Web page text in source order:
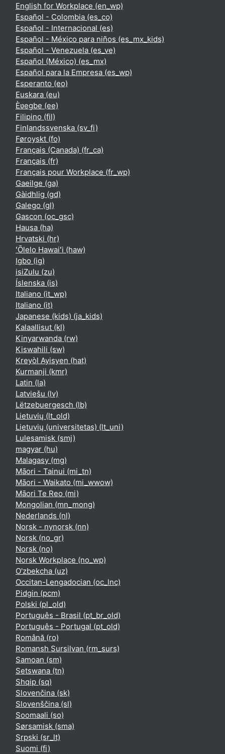
English for Workplace ‎(en_wp)‎
Español - Colombia ‎(es_co)‎
Español - Internacional ‎(es)‎
Español - México para niños ‎(es_mx_kids)‎
Español - Venezuela ‎(es_ve)‎
Español (México) ‎(es_mx)‎
Español para la Empresa ‎(es_wp)‎
Esperanto ‎(eo)‎
Euskara ‎(eu)‎
Èʋegbe ‎(ee)‎
Filipino ‎(fil)‎
Finlandssvenska ‎(sv_fi)‎
Føroyskt ‎(fo)‎
Français (Canada) ‎(fr_ca)‎
Français ‎(fr)‎
Français pour Workplace ‎(fr_wp)‎
Gaeilge ‎(ga)‎
Gàidhlig ‎(gd)‎
Galego ‎(gl)‎
Gascon ‎(oc_gsc)‎
Hausa ‎(ha)‎
Hrvatski ‎(hr)‎
ʻŌlelo Hawaiʻi ‎(haw)‎
Igbo ‎(ig)‎
isiZulu ‎(zu)‎
Íslenska ‎(is)‎
Italiano ‎(it_wp)‎
Italiano ‎(it)‎
Japanese (kids) ‎(ja_kids)‎
Kalaallisut ‎(kl)‎
Kinyarwanda ‎(rw)‎
Kiswahili ‎(sw)‎
Kreyòl Ayisyen ‎(hat)‎
Kurmanji ‎(kmr)‎
Latin ‎(la)‎
Latviešu ‎(lv)‎
Lëtzebuergesch ‎(lb)‎
Lietuvių ‎(lt_old)‎
Lietuvių (universitetas) ‎(lt_uni)‎
Lulesamisk ‎(smj)‎
magyar ‎(hu)‎
Malagasy ‎(mg)‎
Māori - Tainui ‎(mi_tn)‎
Māori - Waikato ‎(mi_wwow)‎
Māori Te Reo ‎(mi)‎
Mongolian ‎(mn_mong)‎
Nederlands ‎(nl)‎
Norsk - nynorsk ‎(nn)‎
Norsk ‎(no_gr)‎
Norsk ‎(no)‎
Norsk Workplace ‎(no_wp)‎
O'zbekcha ‎(uz)‎
Occitan-Lengadocian ‎(oc_lnc)‎
Pidgin ‎(pcm)‎
Polski ‎(pl_old)‎
Português - Brasil ‎(pt_br_old)‎
Português - Portugal ‎(pt_old)‎
Română ‎(ro)‎
Romansh Sursilvan ‎(rm_surs)‎
Samoan ‎(sm)‎
Setswana ‎(tn)‎
Shqip ‎(sq)‎
Slovenčina ‎(sk)‎
Slovenščina ‎(sl)‎
Soomaali ‎(so)‎
Sørsamisk ‎(sma)‎
Srpski ‎(sr_lt)‎
Suomi ‎(fi)‎